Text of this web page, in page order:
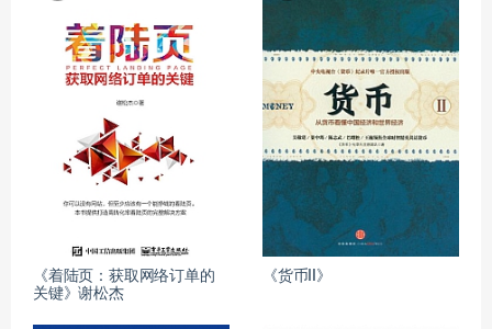
《着陆页：获取网络订单的
关键》谢松杰
《货币II》